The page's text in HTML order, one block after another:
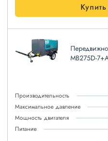
Купить
MB275D-
Производительность
Максимальное давление
Мощность двигателя
Питание